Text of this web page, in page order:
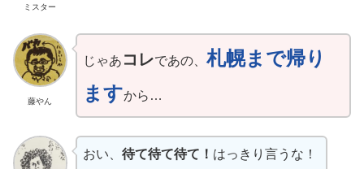
ミスター
藤やん
じゃあ コレであの、 札幌まで帰り
ますから…
おい、 待て待て待て！ はっきり言うな！